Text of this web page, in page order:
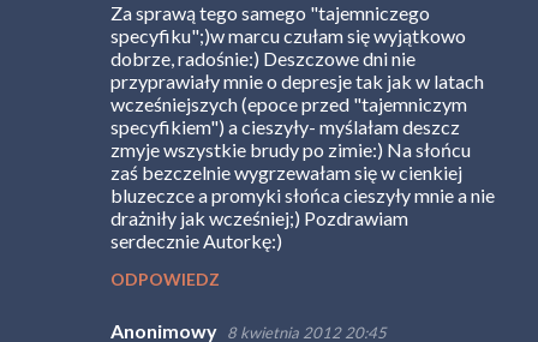
Za sprawą tego samego "tajemniczego
specyfiku";)w marcu czułam się wyjątkowo
dobrze, radośnie:) Deszczowe dni nie
przyprawiały mnie o depresje tak jak w latach
wcześniejszych (epoce przed "tajemniczym
specyfikiem") a cieszyły- myślałam deszcz
zmyje wszystkie brudy po zimie:) Na słońcu
zaś bezczelnie wygrzewałam się w cienkiej
bluzeczce a promyki słońca cieszyły mnie a nie
drażniły jak wcześniej;) Pozdrawiam
serdecznie Autorkę:)
ODPOWIEDZ
Anonimowy 8 kwietnia 2012 20:45